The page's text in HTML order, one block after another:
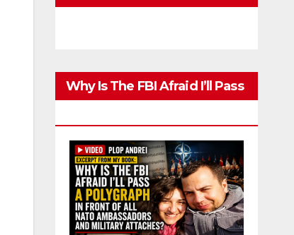
Why Is The FBI Afraid I’ll Pass